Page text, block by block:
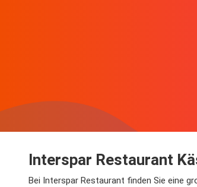
Interspar Restaurant
Bei Interspar Restaurant finden Sie eine